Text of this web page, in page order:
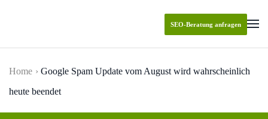
SEO-Beratung anfragen
Home
Google Spam Update vom August wird wahrscheinlich
heute beendet